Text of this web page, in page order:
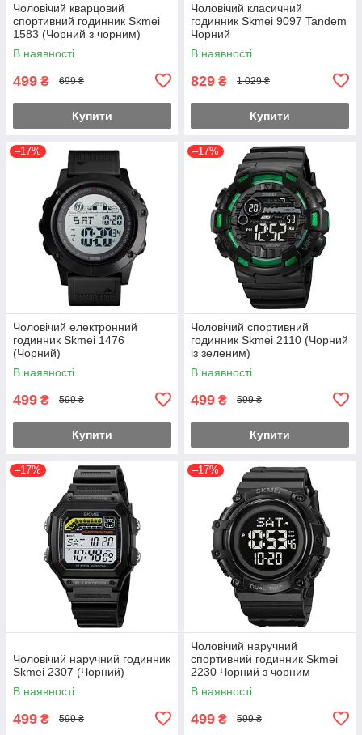
Чоловічий кварцовий
спортивний годинник Skmei
1583 (Чорний з чорним)
В наявності
499 ₴ 699 ₴
Купити
Чоловічий класичний
годинник Skmei 9097 Tandem
Чорний
В наявності
829 ₴ 1 029 ₴
Купити
–17%
Чоловічий електронний
годинник Skmei 1476
(Чорний)
В наявності
499 ₴ 599 ₴
Купити
–17%
Чоловічий спортивний
годинник Skmei 2110 (Чорний
із зеленим)
В наявності
499 ₴ 599 ₴
Купити
–17%
Чоловічий наручний годинник
Skmei 2307 (Чорний)
В наявності
499 ₴ 599 ₴
–17%
Чоловічий наручний
спортивний годинник Skmei
2230 Чорний з чорним
циферблатом
В наявності
499 ₴ 599 ₴